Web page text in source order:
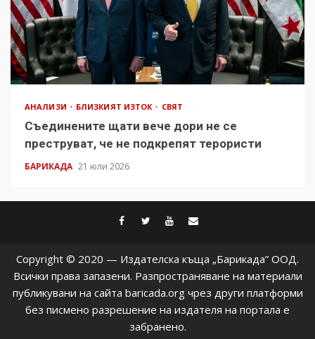
АНАЛИЗИ БЛИЗКИЯТ ИЗТОК СВЯТ
Съединените щати вече дори не се
преструват, че не подкрепят терористи
БАРИКАДА 21 юли 2026
facebook
twitter
youtube
Copyright © 2020 — Издателска къща „Барикада” ООД.
Всички права запазени. Разпространяване на материали
публикувани на сайта baricada.org чрез други платформи
без писмено разрешение на издателя на портала е
забранено.